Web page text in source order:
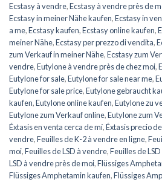
Ecstasy à vendre,Ecstasy à vendre près de
Ecstasy in meiner Nähe kaufen,Ecstasy in
a me,Ecstasy kaufen,Ecstasy online kaufen,
meiner Nähe,Ecstasy per prezzo di vendita,
zum Verkauf in meiner Nähe,Ecstasy zum
vendre,Eutylone à vendre près de chez moi,
Eutylone for sale,Eutylone for sale near me,
Eutylone for sale price,Eutylone gebraucht
kaufen,Eutylone online kaufen,Eutylone zu
Eutylone zum Verkauf online,Eutylone zum
Éxtasis en venta cerca de mí,Éxtasis precio
vendre,Feuilles de K-2 à vendre en ligne,
moi,Feuilles de LSD à vendre,Feuilles de
LSD à vendre près de moi,Flüssiges
Flüssiges Amphetamin kaufen,Flüssiges